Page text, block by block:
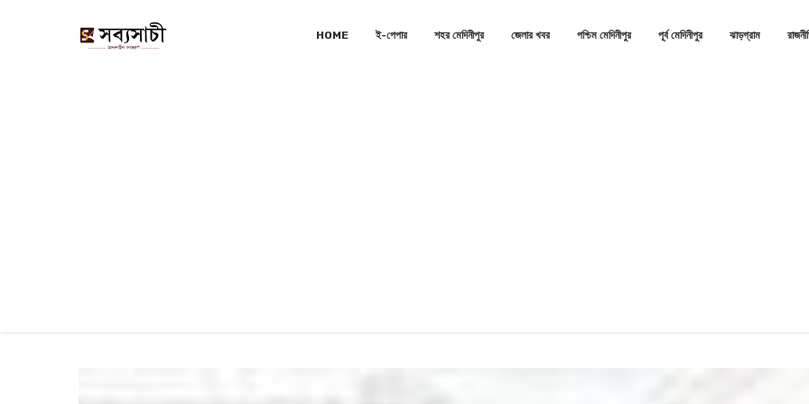
HOME ই-পেপার শহর মেদিনীপুর জেলার খবর পশ্চিম মেদিনীপুর পূর্ব মেদিনীপুর ঝাড়গ্রাম